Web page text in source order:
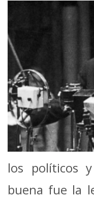
los políticos
buena fue la